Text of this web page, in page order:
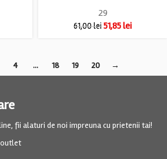
29
61,00lei51,85lei
4 … 18 19 20 →
fii alaturi de noi impreuna cu prietenii tai!